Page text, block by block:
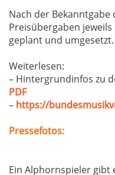
Nach der
Preisübergaben
geplant und umgesetzt.
Weiterlesen:
– Hintergrundinfos zu
PDF
– https://
Pressefotos:
Ein Alphornspieler gibt